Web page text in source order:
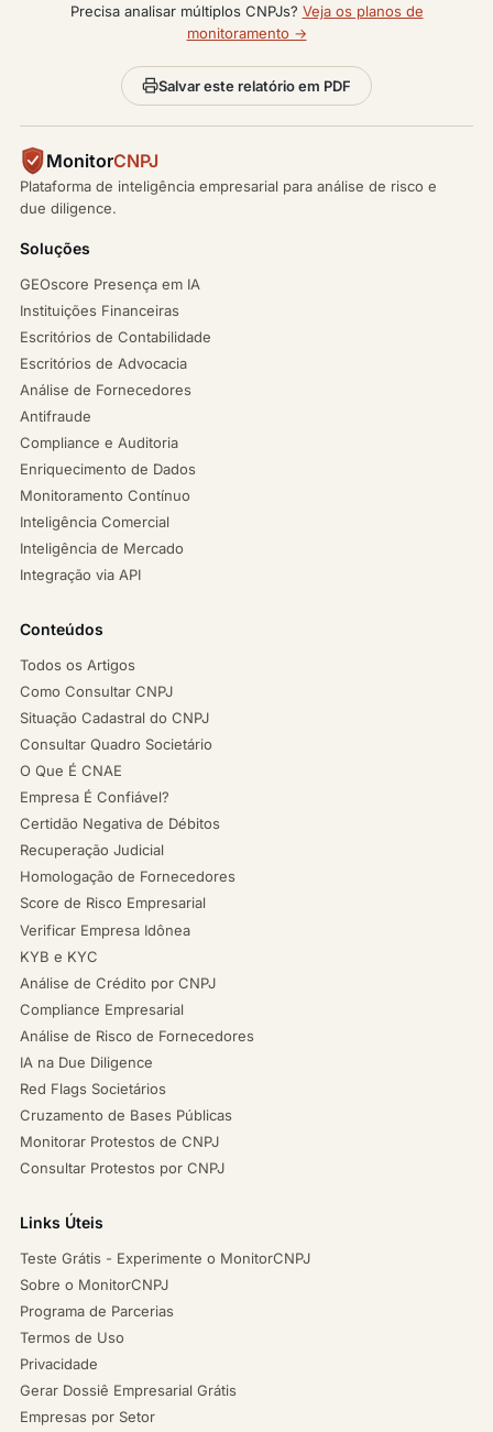
Precisa analisar múltiplos CNPJs? Veja os planos de
monitoramento →
Salvar este relatório em PDF
MonitorCNPJ
Plataforma de inteligência empresarial para análise de risco e
due diligence.
Soluções
GEOscore Presença em IA
Instituições Financeiras
Escritórios de Contabilidade
Escritórios de Advocacia
Análise de Fornecedores
Antifraude
Compliance e Auditoria
Enriquecimento de Dados
Monitoramento Contínuo
Inteligência Comercial
Inteligência de Mercado
Integração via API
Conteúdos
Todos os Artigos
Como Consultar CNPJ
Situação Cadastral do CNPJ
Consultar Quadro Societário
O Que É CNAE
Empresa É Confiável?
Certidão Negativa de Débitos
Recuperação Judicial
Homologação de Fornecedores
Score de Risco Empresarial
Verificar Empresa Idônea
KYB e KYC
Análise de Crédito por CNPJ
Compliance Empresarial
Análise de Risco de Fornecedores
IA na Due Diligence
Red Flags Societários
Cruzamento de Bases Públicas
Monitorar Protestos de CNPJ
Consultar Protestos por CNPJ
Links Úteis
Teste Grátis - Experimente o MonitorCNPJ
Sobre o MonitorCNPJ
Programa de Parcerias
Termos de Uso
Privacidade
Gerar Dossiê Empresarial Grátis
Empresas por Setor